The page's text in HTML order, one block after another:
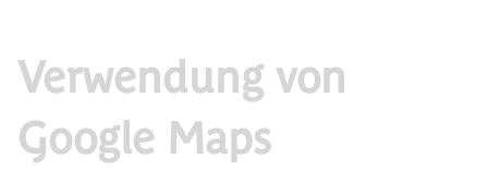
Verwendung von
Google Maps